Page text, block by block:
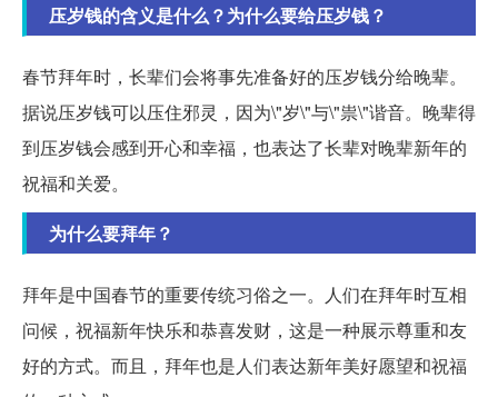
压岁钱的含义是什么？为什么要给压岁钱？
春节拜年时，长辈们会将事先准备好的压岁钱分给晚辈。
据说压岁钱可以压住邪灵，因为\"岁\"与\"祟\"谐音。晚辈得
到压岁钱会感到开心和幸福，也表达了长辈对晚辈新年的
祝福和关爱。
为什么要拜年？
拜年是中国春节的重要传统习俗之一。人们在拜年时互相
问候，祝福新年快乐和恭喜发财，这是一种展示尊重和友
好的方式。而且，拜年也是人们表达新年美好愿望和祝福